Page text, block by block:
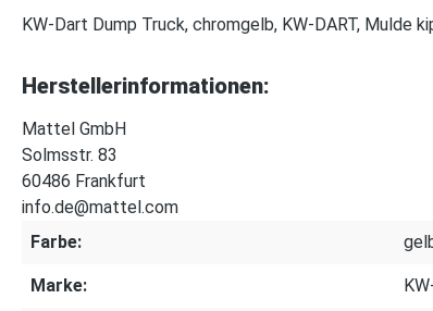
KW-Dart Dump Truck, chromgelb, KW-DART, Mulde
Herstellerinformationen:
Mattel GmbH
Solmsstr. 83
60486 Frankfurt
info.de@mattel.com
Farbe:
Marke: